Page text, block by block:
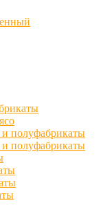
полуфабрикаты
полуфабрикаты